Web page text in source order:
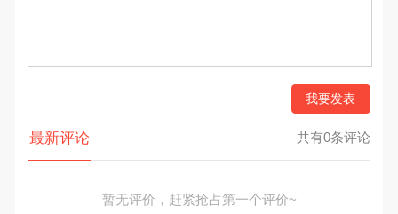
我要发表
最新评论 共有0条评论
暂无评价，赶紧抢占第一个评价~